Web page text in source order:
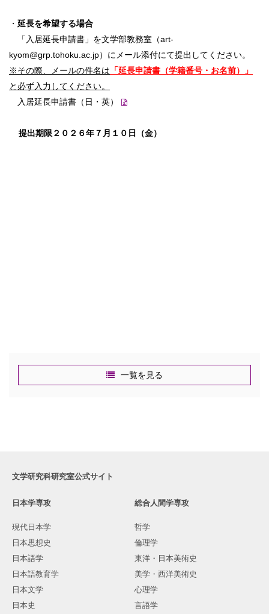
・ 延長を希望する場合
「入居延長申請書」を文学部教務室（art-
kyom@grp.tohoku.ac.jp）にメール添付にて提出してください。
※その際、メールの件名は 「延長申請書（学籍番号・ お名前）」
と必ず入力してください。
入居延長申請書（日・英）
提出期限２０２６年７月１０日（金）
一覧を見る
文学研究科研究室公式サイト
日本学専攻
現代日本学
日本思想史
日本語学
日本語教育学
日本文学
日本史
総合人間学専攻
哲学
倫理学
東洋・日本美術史
美学・西洋美術史
心理学
言語学